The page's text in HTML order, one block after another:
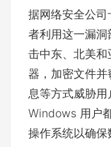
据网络安全公
者利用这一漏
击中东、北美
器，加密文件
息等方式威胁
Windows 用户
操作系统以确保